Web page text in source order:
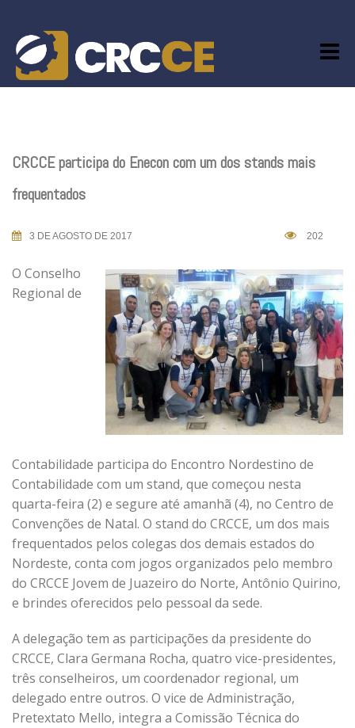
content
CRCCE participa do Enecon com um dos stands mais
frequentados
3 DE AGOSTO DE 2017 202
O Conselho
Regional de
Contabilidade participa do Encontro Nordestino de
Contabilidade com um stand, que começou nesta
quarta-feira (2) e segure até amanhã (4), no Centro de
Convenções de Natal. O stand do CRCCE, um dos mais
frequentados pelos colegas dos demais estados do
Nordeste, conta com jogos organizados pelo membro
do CRCCE Jovem de Juazeiro do Norte, Antônio Quirino,
e brindes oferecidos pelo pessoal da sede.
A delegação tem as participações da presidente do
CRCCE, Clara Germana Rocha, quatro vice-presidentes,
três conselheiros, um coordenador regional, um
delegado entre outros. O vice de Administração,
Pretextato Mello, integra a Comissão Técnica do